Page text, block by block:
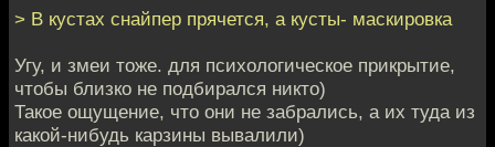
> В кустах снайпер прячется, а кусты- маскировка
Угу, и змеи тоже. для психологическое прикрытие,
чтобы близко не подбирался никто)
Такое ощущение, что они не забрались, а их туда из
какой-нибудь карзины вывалили)